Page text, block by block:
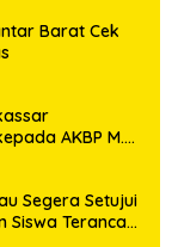
Barat Cek
AKBP M.
Segera Setujui
Siswa Terancam